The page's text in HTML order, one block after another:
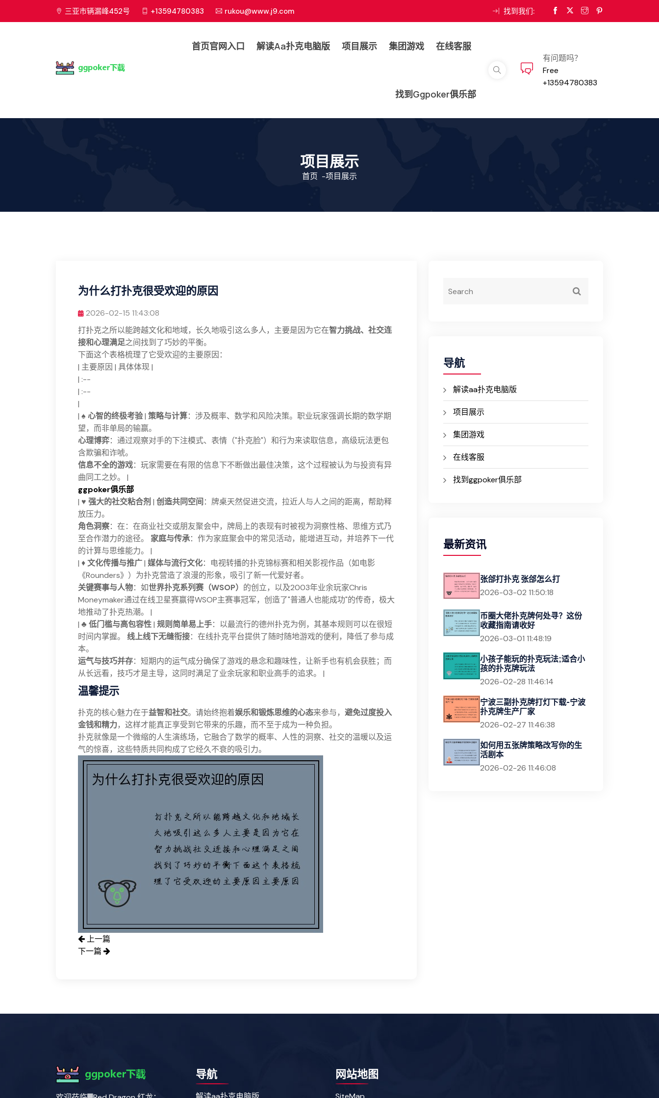
三亚市辆漏峰452号 +13594780383 rukou@www.j9.com 找到我们:
首页官网入口 解读aa扑克电脑版 项目展示 集团游戏 在线客服
找到ggpoker俱乐部
有问题吗？
Free
+13594780383
项目展示
首页 -项目展示
为什么打扑克很受欢迎的原因
2026-02-15 11:43:08
打扑克之所以能跨越文化和地域，长久地吸引这么多人，主要是因为它在智力挑战、社交连
接和心理满足之间找到了巧妙的平衡。
下面这个表格梳理了它受欢迎的主要原因：
| 主要原因 | 具体体现 |
| :--
| :--
|
| ♠️ 心智的终极考验| 策略与计算：涉及概率、数学和风险决策。职业玩家强调长期的数学期
望，而非单局的输赢。
心理博弈：通过观察对手的下注模式、表情（"扑克脸"）和行为来读取信息，高级玩法更包
含欺骗和诈唬。
信息不全的游戏：玩家需要在有限的信息下不断做出最佳决策，这个过程被认为与投资有异
曲同工之妙。 |
ggpoker俱乐部
| ♥️ 强大的社交粘合剂 | 创造共同空间 ：牌桌天然促进交流，拉近人与人之间的距离，帮助释
放压力。
角色洞察：在：在商业社交或朋友聚会中，牌局上的表现有时被视为洞察性格、思维方式乃
至合作潜力的途径。 家庭与传承：作为家庭聚会中的常见活动，能增进互动，并培养下一代
的计算与思维能力。 |
| ♦️文化传播与推广| 媒体与流行文化：电视转播的扑克锦标赛和相关影视作品（如电影
《Rounders》）为扑克营造了浪漫的形象，吸引了新一代爱好者。
关键赛事与人物：如世界扑克系列赛（WSOP） 的创立，以及2003年业余玩家Chris
Moneymaker通过在线卫星赛赢得WSOP主赛事冠军，创造了"普通人也能成功"的传奇，极大
地推动了扑克热潮。 |
| ♣️ 低门槛与高包容性| 规则简单易上手：以最流行的德州扑克为例，其基本规则可以在很短
时间内掌握。 线上线下无缝衔接：在线扑克平台提供了随时随地游戏的便利，降低了参与成
本。
运气与技巧并存：短期内的运气成分确保了游戏的悬念和趣味性，让新手也有机会获胜；而
从长远看，技巧才是主导，这同时满足了业余玩家和职业高手的追求。 |
温馨提示
扑克的核心魅力在于益智和社交。请始终抱着娱乐和锻炼思维的心态来参与， 避免过度投入
金钱和精力，这样才能真正享受到它带来的乐趣，而不至于成为一种负担。
扑克就像是一个微缩的人生演练场，它融合了数学的概率、人性的洞察、社交的温暖以及运
气的惊喜，这些特质共同构成了它经久不衰的吸引力。
上一篇
下一篇
导航
解读aa扑克电脑版
项目展示
集团游戏
在线客服
找到ggpoker俱乐部
最新资讯
张郃打扑克 张郃怎么打
2026-03-02 11:50:18
币圈大佬扑克牌何处寻？这份
收藏指南请收好
2026-03-01 11:48:19
小孩子能玩的扑克玩法;适合小
孩的扑克牌玩法
2026-02-28 11:46:14
宁波三副扑克牌打灯下载-宁波
扑克牌生产厂家
2026-02-27 11:46:38
如何用五张牌策略改写你的生
活剧本
2026-02-26 11:46:08
导航 网站地图